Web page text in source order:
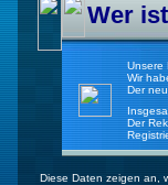
Wer
Unsere
Wir
Der
Der
Diese Daten zeigen an,